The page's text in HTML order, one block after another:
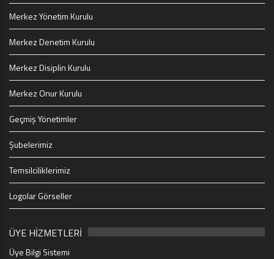
Merkez Yönetim Kurulu
Merkez Denetim Kurulu
Merkez Disiplin Kurulu
Merkez Onur Kurulu
Geçmiş Yönetimler
Şubelerimiz
Temsilciliklerimiz
Logolar Görseller
ÜYE HİZMETLERİ
Üye Bilgi Sistemi